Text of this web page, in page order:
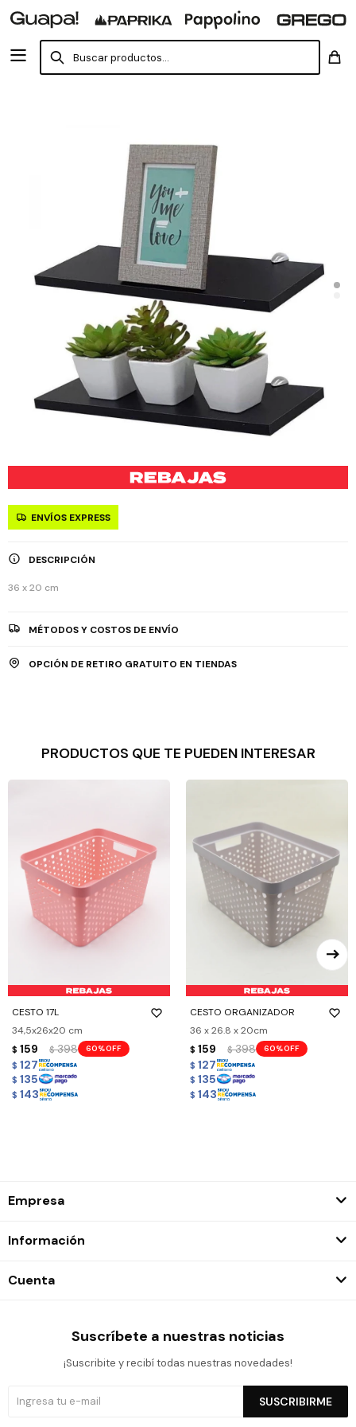
ENVÍOS EXPRESS
DESCRIPCIÓN
36 x 20 cm
MÉTODOS Y COSTOS DE ENVÍO
OPCIÓN DE RETIRO GRATUITO EN TIENDAS
PRODUCTOS QUE TE PUEDEN INTERESAR
CESTO 17L
34,5x26x20 cm
$ 159 $ 398 60
$ 127
$ 135
$ 143
CESTO ORGANIZADOR
36 x 26.8 x 20cm
$ 159 $ 398 60
$ 127
$ 135
$ 143
Empresa
Información
Cuenta
Suscríbete a nuestras noticias
¡Suscribite y recibí todas nuestras novedades!
SUSCRIBIRME